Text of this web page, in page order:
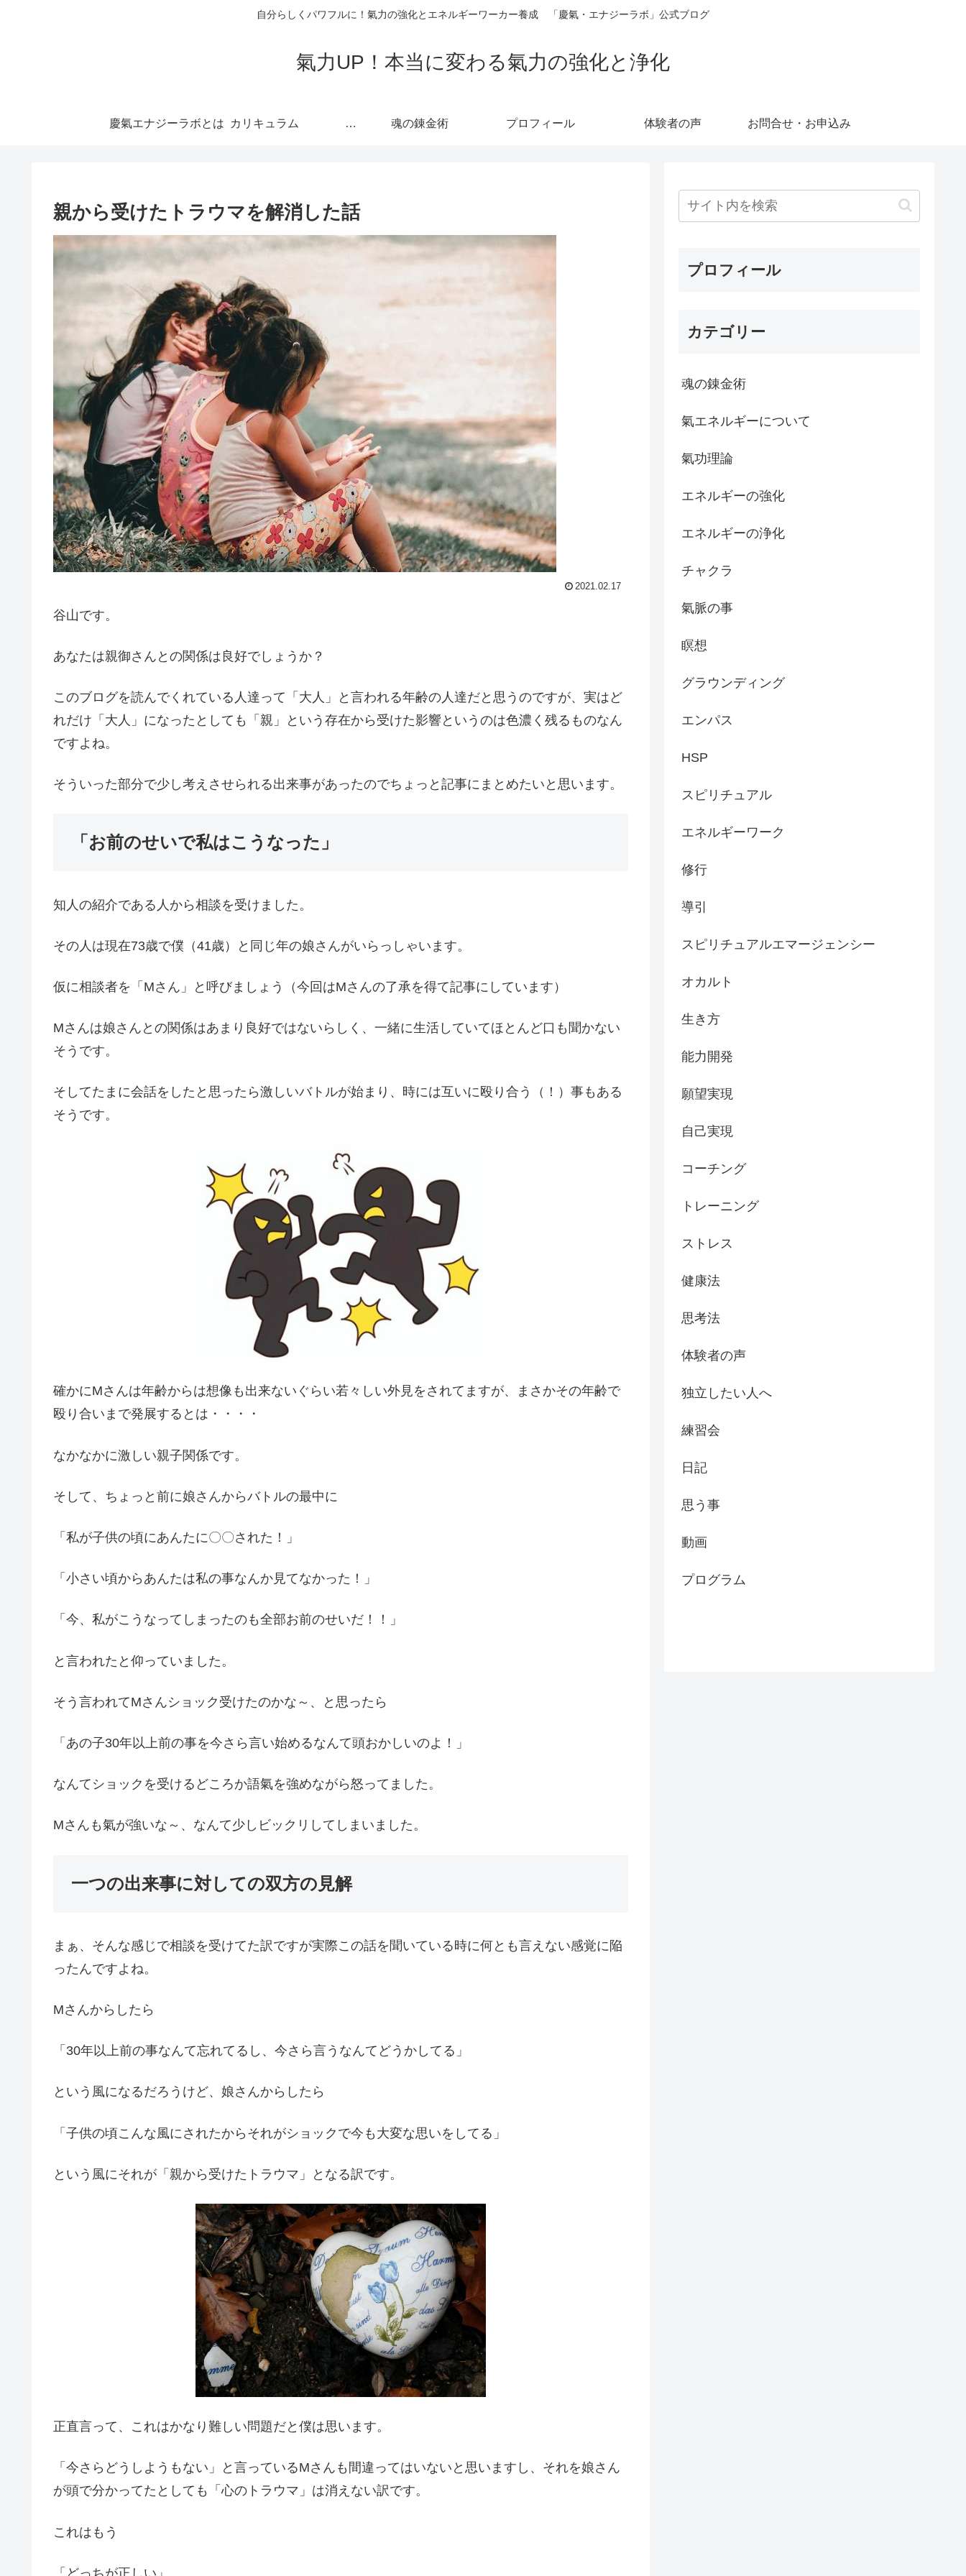
自分らしくパワフルに！氣力の強化とエネルギーワーカー養成 「慶氣・エナジーラボ」公式ブログ
氣力UP！本当に変わる氣力の強化と浄化
慶氣エナジーラボとは カリキュラム 人生の主導権を取り戻し「真の自己」へ至る魂の覚醒プロセス 魂の錬金術 プロフィール 体験者の声 お問合せ・お申込み
親から受けたトラウマを解消した話
2021.02.17
谷山です。
あなたは親御さんとの関係は良好でしょうか？
このブログを読んでくれている人達って「大人」と言われる年齢の人達だと思うのですが、実はど
れだけ「大人」になったとしても「親」という存在から受けた影響というのは色濃く残るものなん
ですよね。
そういった部分で少し考えさせられる出来事があったのでちょっと記事にまとめたいと思います。
「お前のせいで私はこうなった」
知人の紹介である人から相談を受けました。
その人は現在73歳で僕（41歳）と同じ年の娘さんがいらっしゃいます。
仮に相談者を「Mさん」と呼びましょう（今回はMさんの了承を得て記事にしています）
Mさんは娘さんとの関係はあまり良好ではないらしく、一緒に生活していてほとんど口も聞かない
そうです。
そしてたまに会話をしたと思ったら激しいバトルが始まり、時には互いに殴り合う（！）事もある
そうです。
確かにMさんは年齢からは想像も出来ないぐらい若々しい外見をされてますが、まさかその年齢で
殴り合いまで発展するとは・・・・
なかなかに激しい親子関係です。
そして、ちょっと前に娘さんからバトルの最中に
「私が子供の頃にあんたに〇〇された！」
「小さい頃からあんたは私の事なんか見てなかった！」
「今、私がこうなってしまったのも全部お前のせいだ！！」
と言われたと仰っていました。
そう言われてMさんショック受けたのかな～、と思ったら
「あの子30年以上前の事を今さら言い始めるなんて頭おかしいのよ！」
なんてショックを受けるどころか語氣を強めながら怒ってました。
Mさんも氣が強いな～、なんて少しビックリしてしまいました。
一つの出来事に対しての双方の見解
まぁ、そんな感じで相談を受けてた訳ですが実際この話を聞いている時に何とも言えない感覚に陥
ったんですよね。
Mさんからしたら
「30年以上前の事なんて忘れてるし、今さら言うなんてどうかしてる」
という風になるだろうけど、娘さんからしたら
「子供の頃こんな風にされたからそれがショックで今も大変な思いをしてる」
という風にそれが「親から受けたトラウマ」となる訳です。
正直言って、これはかなり難しい問題だと僕は思います。
「今さらどうしようもない」と言っているMさんも間違ってはいないと思いますし、それを娘さん
が頭で分かってたとしても「心のトラウマ」は消えない訳です。
これはもう
「どっちが正しい」
プロフィール
カテゴリー
魂の錬金術
氣エネルギーについて
氣功理論
エネルギーの強化
エネルギーの浄化
チャクラ
氣脈の事
瞑想
グラウンディング
エンパス
HSP
スピリチュアル
エネルギーワーク
修行
導引
スピリチュアルエマージェンシー
オカルト
生き方
能力開発
願望実現
自己実現
コーチング
トレーニング
ストレス
健康法
思考法
体験者の声
独立したい人へ
練習会
日記
思う事
動画
プログラム